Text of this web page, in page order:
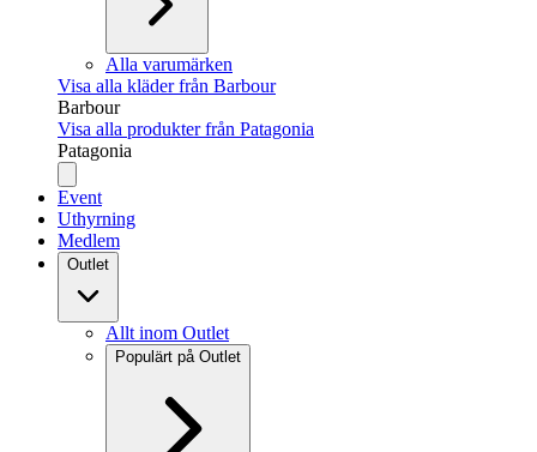
Alla varumärken
Visa alla kläder från Barbour
Barbour
Visa alla produkter från Patagonia
Patagonia
Event
Uthyrning
Medlem
Outlet
Allt inom Outlet
Populärt på Outlet